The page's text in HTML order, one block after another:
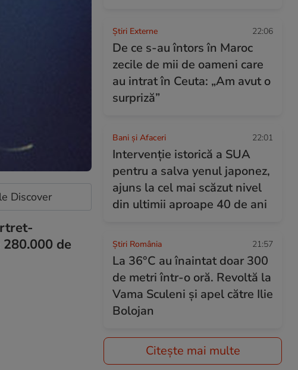
Discover
de
Știri Externe 22:06
De ce s-au întors în Maroc
zecile de mii de oameni care
au intrat în Ceuta: „Am avut o
surpriză”
Bani și Afaceri 22:01
Intervenție istorică a SUA
pentru a salva yenul japonez,
ajuns la cel mai scăzut nivel
din ultimii aproape 40 de ani
Știri România 21:57
La 36°C au înaintat doar 300
de metri într-o oră. Revoltă la
Vama Sculeni și apel către Ilie
Bolojan
Citește mai multe